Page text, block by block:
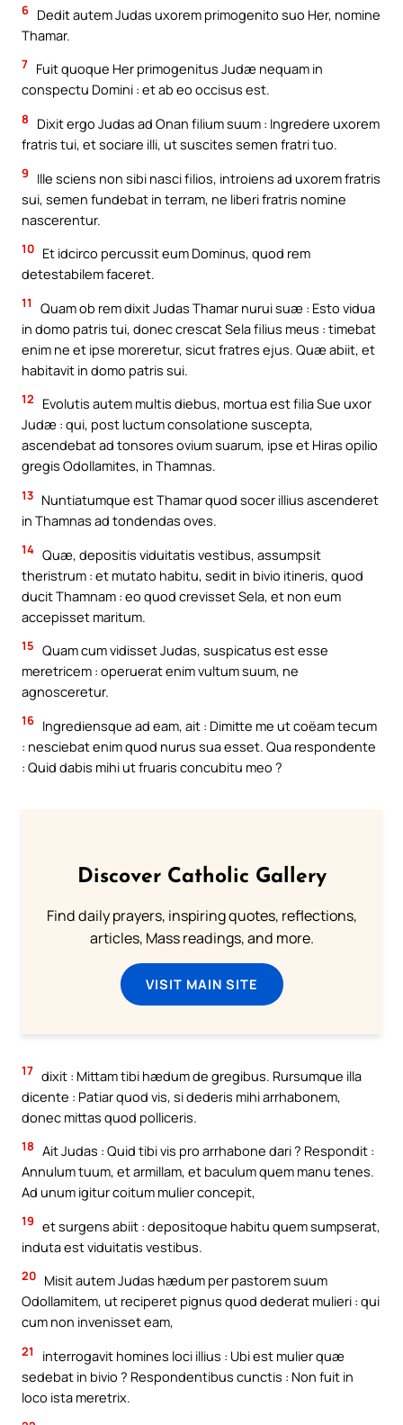
6 Dedit autem Judas uxorem primogenito suo Her, nomine
Thamar.
7 Fuit quoque Her primogenitus Judæ nequam in
conspectu Domini : et ab eo occisus est.
8
Dixit ergo Judas ad Onan filium suum : Ingredere uxorem
fratris tui, et sociare illi, ut suscites semen fratri tuo.
9
Ille sciens non sibi nasci filios, introiens ad uxorem fratris
sui, semen fundebat in terram, ne liberi fratris nomine
nascerentur.
10 Et idcirco percussit eum Dominus, quod rem
detestabilem faceret.
11
Quam ob rem dixit Judas Thamar nurui suæ : Esto vidua
in domo patris tui, donec crescat Sela filius meus : timebat
enim ne et ipse moreretur, sicut fratres ejus. Quæ abiit, et
habitavit in domo patris sui.
12
Evolutis autem multis diebus, mortua est filia Sue uxor
Judæ : qui, post luctum consolatione suscepta,
ascendebat ad tonsores ovium suarum, ipse et Hiras opilio
gregis Odollamites, in Thamnas.
13 Nuntiatumque est Thamar quod socer illius ascenderet
in Thamnas ad tondendas oves.
14 Quæ, depositis viduitatis vestibus, assumpsit
theristrum : et mutato habitu, sedit in bivio itineris, quod
ducit Thamnam : eo quod crevisset Sela, et non eum
accepisset maritum.
15 Quam cum vidisset Judas, suspicatus est esse
meretricem : operuerat enim vultum suum, ne
agnosceretur.
16 Ingrediensque ad eam, ait : Dimitte me ut coëam tecum
: nesciebat enim quod nurus sua esset. Qua respondente
: Quid dabis mihi ut fruaris concubitu meo ?
Discover Catholic Gallery
Find daily prayers, inspiring quotes, reflections,
articles, Mass readings, and more.
VISIT MAIN SITE
17 dixit : Mittam tibi hædum de gregibus. Rursumque illa
dicente : Patiar quod vis, si dederis mihi arrhabonem,
donec mittas quod polliceris.
18 Ait Judas : Quid tibi vis pro arrhabone dari ? Respondit :
Annulum tuum, et armillam, et baculum quem manu tenes.
Ad unum igitur coitum mulier concepit,
19 et surgens abiit : depositoque habitu quem sumpserat,
induta est viduitatis vestibus.
20 Misit autem Judas hædum per pastorem suum
Odollamitem, ut reciperet pignus quod dederat mulieri : qui
cum non invenisset eam,
21
interrogavit homines loci illius : Ubi est mulier quæ
sedebat in bivio ? Respondentibus cunctis : Non fuit in
loco ista meretrix.